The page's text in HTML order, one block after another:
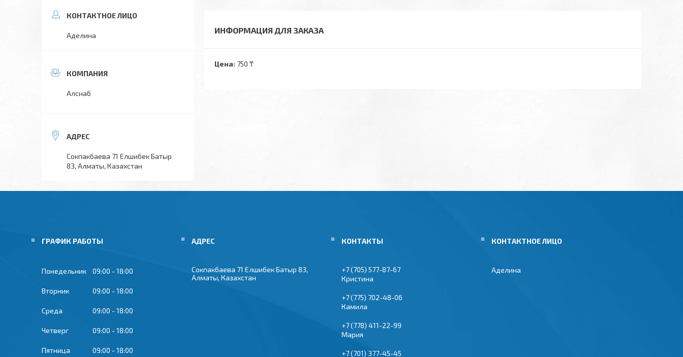
ИНФОРМАЦИЯ ДЛЯ ЗАКАЗА
Цена: 750 ₸
Аделина
Алснаб
Сокпакбаева 71 Елшибек Батыр
83, Алматы, Казахстан
ГРАФИК РАБОТЫ
Понедельник 09:00 18:00
Вторник 09:00 18:00
Среда 09:00 18:00
Четверг 09:00 18:00
Пятница 09:00 18:00
Сокпакбаева 71 Елшибек Батыр 83,
Алматы, Казахстан
+7 (705) 577-87-67
Кристина
+7 (775) 702-48-06
Камила
+7 (778) 411-22-99
Мария
+7 (701) 377-45-45
Аделина